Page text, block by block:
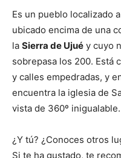
Es un pueblo localizado
ubicado encima de una
la Sierra de Ujué y cuyo
sobrepasa los 200. Está
y calles empedradas, y
encuentra la iglesia de
vista de 360º inigualable.
¿Y tú? ¿Conoces otros
Si te ha gustado, te